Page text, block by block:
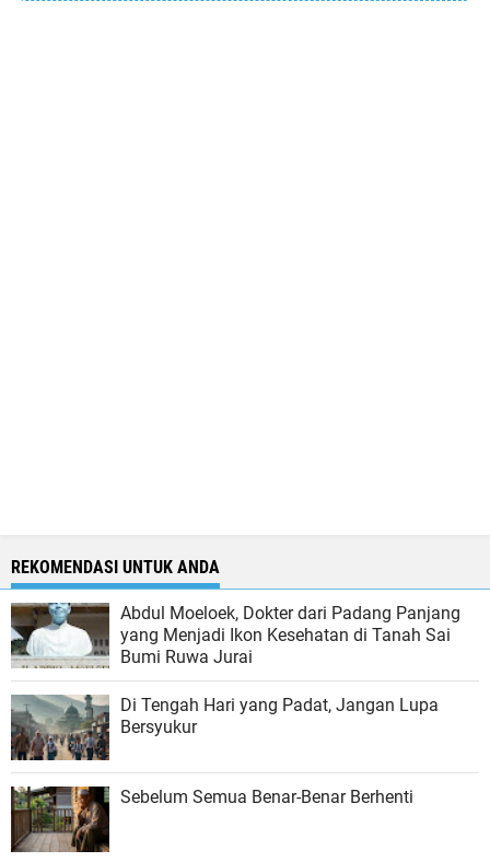
REKOMENDASI UNTUK ANDA
Abdul Moeloek, Dokter dari Padang Panjang
yang Menjadi Ikon Kesehatan di Tanah Sai
Bumi Ruwa Jurai
Di Tengah Hari yang Padat, Jangan Lupa
Bersyukur
Sebelum Semua Benar-Benar Berhenti